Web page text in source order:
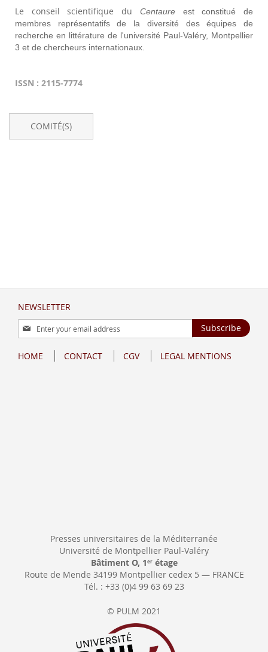
Le conseil scientifique du
Centaureest constitué de
membres représentatifs de la diversité des équipes de
recherche en littérature de l'université Paul-Valéry, Montpellier
3 et de chercheurs internationaux.
ISSN : 2115-7774
COMITÉ(S)
NEWSLETTER
Sign
Up
Our
Subscribe
HOME CONTACT CGV LEGAL MENTIONS
Presses universitaires de la Méditerranée
Université de Montpellier Paul-Valéry
Bâtiment O, 1 erétage
Route de Mende 34199 Montpellier cedex 5 — FRANCE
Tél. : +33 (0)4 99 63 69 23
© PULM 2021